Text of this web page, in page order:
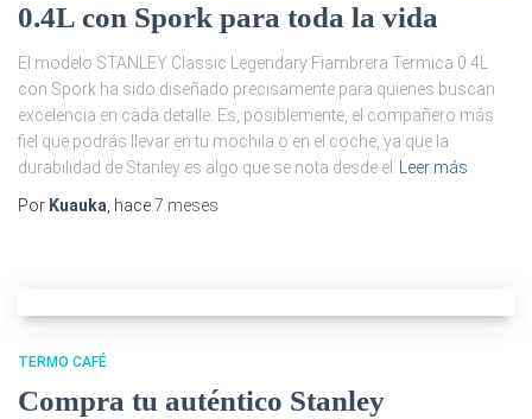
0.4L con Spork para toda la vida
El modelo STANLEY Classic Legendary Fiambrera Termica 0.4L
con Spork ha sido diseñado precisamente para quienes buscan
excelencia en cada detalle. Es, posiblemente, el compañero más
fiel que podrás llevar en tu mochila o en el coche, ya que la
durabilidad de Stanley es algo que se nota desde el
Leer más
Por Kuauka, hace7 meses
TERMO CAFÉ
Compra tu auténtico Stanley